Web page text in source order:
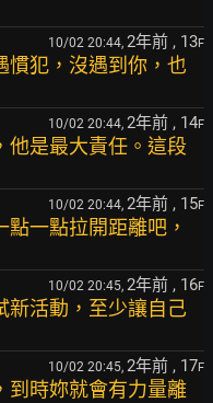
10/02 20:44, 2年前 , 13F
慣犯，沒遇到你，也
10/02 20:44, 2年前 , 14F
他是最大責任。這段
10/02 20:44, 2年前 , 15F
一點拉開距離吧，
10/02 20:45, 2年前 , 16F
新活動，至少讓自己
10/02 20:45, 2年前 , 17F
到時妳就會有力量離